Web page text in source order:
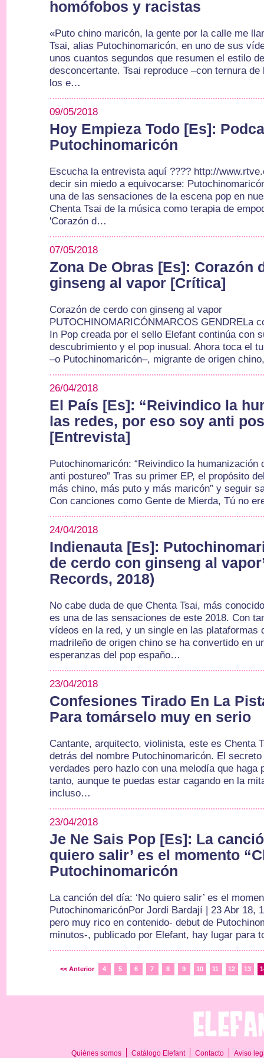
homófobos y racistas
«Puto chino maricón, la gente por la calle me
Tsai, alias Putochinomaricón, en uno de sus
unos cuantos segundos que resumen el estilo
desconcertante. Tsai reproduce –con ternura
los e…
09/05/2018
Hoy Empieza Todo [Es]:
Putochinomaricón
Escucha la entrevista aquí ???? http://
decir sin miedo a equivocarse:
una de las sensaciones de la escena pop en
Chenta Tsai de la música como terapia de
'Corazón d…
07/05/2018
Zona De Obras [Es]: Corazón
ginseng al vapor [Crítica]
Corazón de cerdo con ginseng al vapor
PUTOCHINOMARICÓNMARCOS GENDRELa
In Pop creada por el sello Elefant continúa con
descubrimiento y el pop inusual. Ahora toca el
–o Putochinomaricón–, migrante de origen
26/04/2018
El País [Es]: “Reivindico la
las redes, por eso soy anti
[Entrevista]
Putochinomaricón: “Reivindico la
anti postureo” Tras su primer EP, el propósito
más chino, más puto y más maricón” y seguir
Con canciones como Gente de Mierda, Tú no
24/04/2018
Indienauta [Es]:
de cerdo con ginseng al
Records, 2018)
No cabe duda de que Chenta Tsai, más
es una de las sensaciones de este 2018. Con
vídeos en la red, y un single en las plataformas
madrileño de origen chino se ha convertido en
esperanzas del pop españo…
23/04/2018
Confesiones Tirado En La
Para tomárselo muy en serio
Cantante, arquitecto, violinista, este es Chenta
detrás del nombre Putochinomaricón. El
verdades pero hazlo con una melodía que haga
tanto, aunque te puedas estar cagando en la
incluso…
23/04/2018
Je Ne Sais Pop [Es]: La
quiero salir’ es el momento
Putochinomaricón
La canción del día: ‘No quiero salir’ es el
PutochinomaricónPor Jordi Bardají | 23 Abr 18,
pero muy rico en contenido- debut de
minutos-, publicado por Elefant, hay lugar para
<< Anterior 4 5 6 7 8 9 10 11 12 13
Quiénes somos Catálogo Elefant Contacto Aviso